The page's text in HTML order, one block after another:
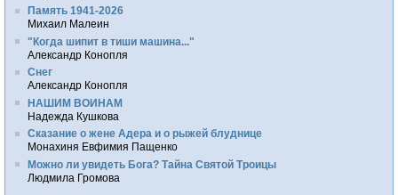
Память 1941-2026
Михаил Малеин
"Когда шипит в тиши машина..."
Александр Конопля
Снег
Александр Конопля
НАШИМ ВОИНАМ
Надежда Кушкова
Сказание о жене Адера и о рыжей блуднице
Монахиня Евфимия Пащенко
Можно ли увидеть Бога? Тайна Святой Троицы
Людмила Громова